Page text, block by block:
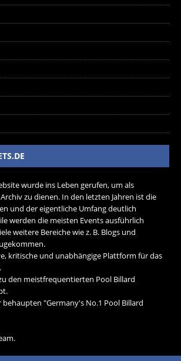
wurde ins Leben gerufen, um als
zu dienen. In den letzten Jahren ist die
und der eigentliche Umfang deutlich
werden die meisten Events ausführlich
weitere Bereiche wie z. B. Blogs und
kritische und unabhängige Plattform für das
den meistfrequentierten Pool Billard
"Germany's No.1 Pool Billard